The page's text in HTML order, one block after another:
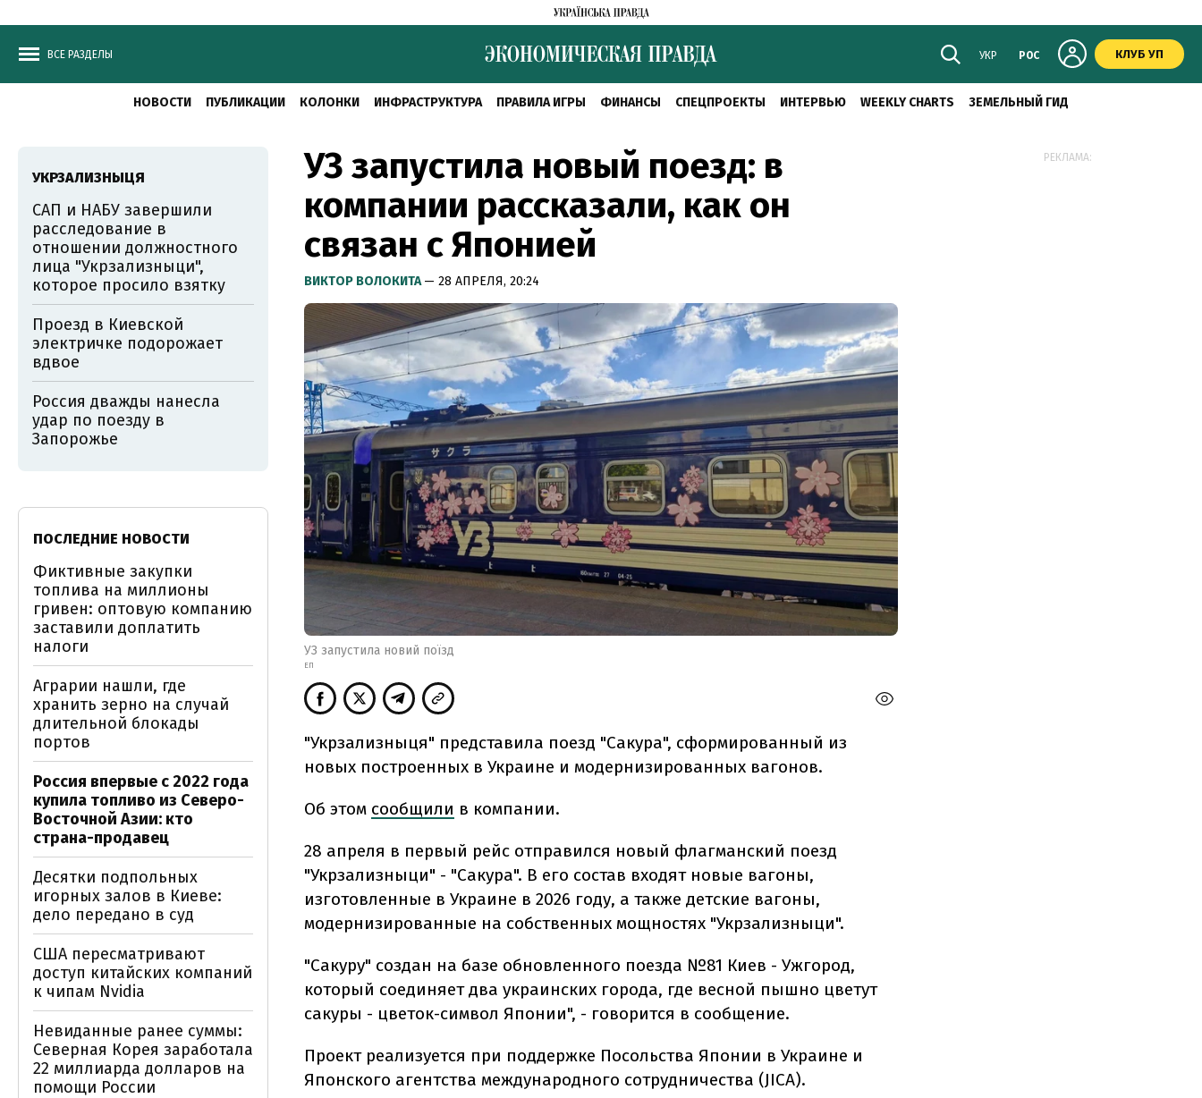
ВСЕ РАЗДЕЛЫ УКР РОС КЛУБ УП
НОВОСТИ ПУБЛИКАЦИИ КОЛОНКИ ИНФРАСТРУКТУРА ПРАВИЛА ИГРЫ ФИНАНСЫ СПЕЦПРОЕКТЫ ИНТЕРВЬЮ WEEKLY CHARTS ЗЕМЕЛЬНЫЙ ГИД
УЗ запустила новый поезд: в
компании рассказали, как он
связан с Японией
ВИКТОР ВОЛОКИТА— 28 АПРЕЛЯ, 20:24
УЗ запустила новий поїзд
ЕП
"Укрзализныця" представила поезд "Сакура", сформированный из
новых построенных в Украине и модернизированных вагонов.
Об этом сообщили в компании.
28 апреля в первый рейс отправился новый флагманский поезд
"Укрзализныци" - "Сакура". В его состав входят новые вагоны,
изготовленные в Украине в 2026 году, а также детские вагоны,
модернизированные на собственных мощностях "Укрзализныци".
"Сакуру" создан на базе обновленного поезда №81 Киев - Ужгород,
который соединяет два украинских города, где весной пышно цветут
сакуры - цветок-символ Японии", - говорится в сообщение.
Проект реализуется при поддержке Посольства Японии в Украине и
Японского агентства международного сотрудничества (JICA).
УКРЗАЛИЗНЫЦЯ
САП и НАБУ завершили
расследование в
отношении должностного
лица "Укрзализныци",
которое просило взятку
Проезд в Киевской
электричке подорожает
вдвое
Россия дважды нанесла
удар по поезду в
Запорожье
ПОСЛЕДНИЕ НОВОСТИ
Фиктивные закупки
топлива на миллионы
гривен: оптовую компанию
заставили доплатить
налоги
Аграрии нашли, где
хранить зерно на случай
длительной блокады
портов
Россия впервые с 2022 года
купила топливо из Северо-
Восточной Азии: кто
страна-продавец
Десятки подпольных
игорных залов в Киеве:
дело передано в суд
США пересматривают
доступ китайских компаний
к чипам Nvidia
Невиданные ранее суммы:
Северная Корея заработала
22 миллиарда долларов на
помощи России
РЕКЛАМА: